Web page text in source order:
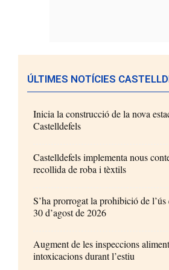
ÚLTIMES NOTÍCIES
Inicia la construcció de la nova
Castelldefels
Castelldefels implementa nous
recollida de roba i tèxtils
S’ha prorrogat la prohibició de
30 d’agost de 2026
Augment de les inspeccions
intoxicacions durant l’estiu